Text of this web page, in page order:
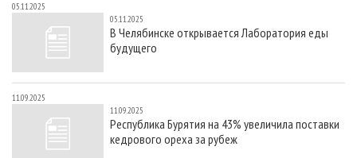
ИНСТРУМЕНТ И МАТЕРИАЛЫ
БИБЛИОТЕКА СПЕЦИАЛИСТА
05.11.2025
05.11.2025
В Челябинске открывается Лаборатория еды
будущего
11.09.2025
11.09.2025
Республика Бурятия на 43% увеличила поставки
кедрового ореха за рубеж